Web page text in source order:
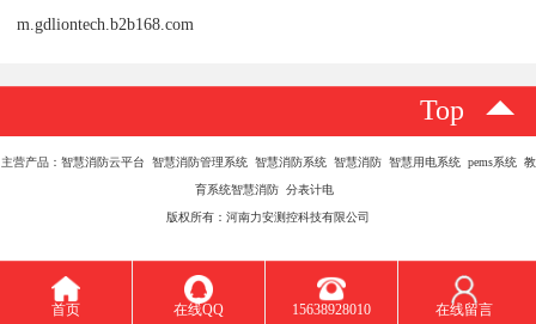
m.gdliontech.b2b168.com
Top
主营产品：智慧消防云平台 智慧消防管理系统 智慧消防系统 智慧消防 智慧用电系统 pems系统 教
育系统智慧消防 分表计电
版权所有：河南力安测控科技有限公司
首页 在线QQ 15638928010 在线留言